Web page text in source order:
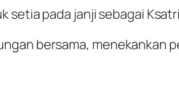
pada janji sebagai
bersama, menekankan